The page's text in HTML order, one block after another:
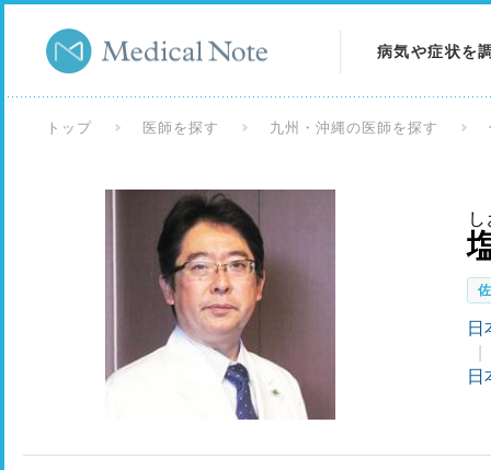
病気や症状を
検査を調べる
トップ 医師を探す 九州・沖縄の医師を探す
日
日